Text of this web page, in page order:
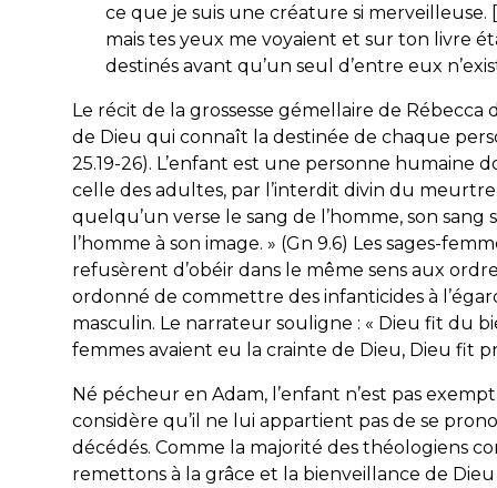
ce que je suis une créature si merveilleuse.
mais tes yeux me voyaient et sur ton livre
destinés avant qu’un seul d’entre eux
Le récit de la grossesse gémellaire de Rébecca
de Dieu qui connaît la destinée de chaque
25.19-26). L’enfant est une personne
celle des adultes, par l’interdit divin du
quelqu’un verse le sang de l’homme, son sang
l’homme à son image. » (Gn 9.6) Les sages-
refusèrent d’obéir dans le même sens aux
ordonné de commettre des infanticides à
masculin. Le narrateur souligne : « Dieu fit du
femmes avaient eu la crainte de Dieu, Dieu fit
Né pécheur en Adam, l’enfant n’est pas
considère qu’il ne lui appartient pas de se
décédés. Comme la majorité des théologiens
remettons à la grâce et la bienveillance de